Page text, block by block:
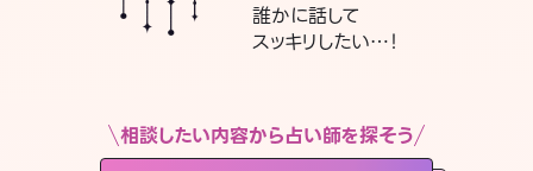
誰かに話して
スッキリしたい…！
相談したい内容から占い師を探そう